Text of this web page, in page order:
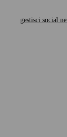
gestisci social